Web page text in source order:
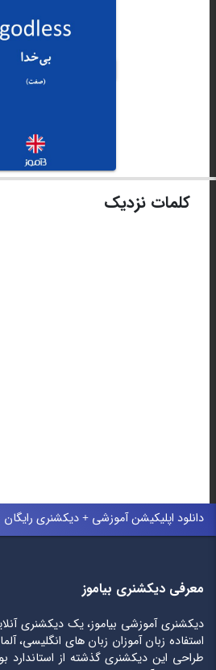
کلمات نزدیک
دانلود اپلیکیشن آموزشی + دیکشنری رایگان
معرفی دیکشنری بیاموز
دیکشنری آموزشی بیاموز، یک دیکشنری
استفاده زبان آموزان زبان های انگلیسی،
طراحی این دیکشنری گذشته از استاندارد